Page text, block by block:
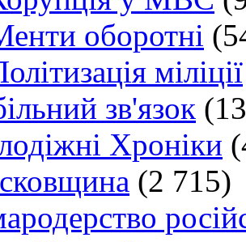
оборотні
міліції
зв'язок
Хроніки
(2 715)